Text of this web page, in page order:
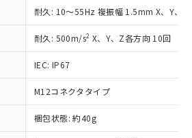
耐久: 10～55Hz 複振幅 1.5mm X、Y、Z
耐久: 500m/s2 X、Y、Z各方向 10回
IEC: IP67
M12コネクタタイプ
梱包状態: 約40g
き作成されるものであり、閲
時点での実際の在庫および標
は異なる場合があることをご
さい。
期状況および標準価格はお客
引先、またはお客様担当のオ
御機器販売店・当社販売員に
ださい。
制御機器販売店や当社販売拠
下、 水銀(Hg) 1000ppm以下、 カド
1000ppm以下、ポリ臭化ビフェニル
以下、ポリ臭化ジフェニルエーテル類
以下、フタル酸ビス(2-エチルヘキシ
DOP) 1000ppm以下、フタル酸ブチ
下
で産業用監視および制御機器に対する
類の４物質については閾値を超える意
ことを確認しています。
の基準値 (GB/T26572)：
、 Hg(水銀) : 1000ppm、 Cd(カドミウ
) : 1000ppm、 PBBs(ポリ臭化ビフェ
、 PBDEs(ポリ臭化ジフェニルエーテ
ス(2-エチルヘキシル)) : 1000ppm
輸出許可(または役務取引許
得するなどの必要な手続きを
制貨物を破棄する場合は、完
するなど、違法に輸出されな
要な手段を講じます。
社製品を、核兵器、ミサイ
兵器、生物兵器またはその他
にこれらの製造装置等に一切
数以上の在庫あり
数には満たないが在庫あり
なし(最新の在庫状況につ
は、お客様のお取引先、ま